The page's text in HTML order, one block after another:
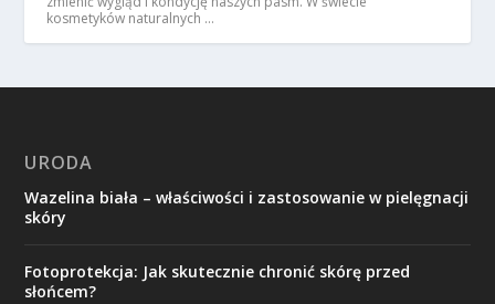
kosmetyków naturalnych …
URODA
Wazelina biała – właściwości i zastosowanie w pielęgnacji
skóry
Fotoprotekcja: Jak skutecznie chronić skórę przed
słońcem?